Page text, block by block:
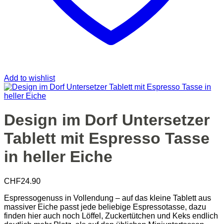
Add to wishlist
Design im Dorf Untersetzer
Tablett mit Espresso Tasse
in heller Eiche
CHF24.90
Espressogenuss in Vollendung – auf das kleine Tablett aus
massiver Eiche passt jede beliebige Espressotasse, dazu
finden hier auch noch Löffel, Zuckertütchen und Keks endlich